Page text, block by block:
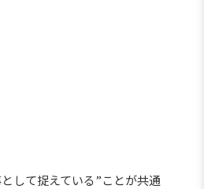
して捉えている”ことが共通